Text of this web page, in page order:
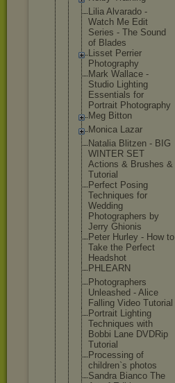
Lilia Alvarado -
Watch Me Edit
Series - The Sound
of Blades
Lisset Perrier
Photography
Mark Wallace -
Studio Lighting
Essentials for
Portrait Photography
Meg Bitton
Monica Lazar
Natalia Blitzen - BIG
WINTER SET
Actions & Brushes &
Tutorial
Perfect Posing
Techniques for
Wedding
Photographers by
Jerry Ghionis
Peter Hurley - How to
Take the Perfect
Headshot
PHLEARN
Photographers
Unleashed - Alice
Falling Video Tutorial
Portrait Lighting
Techniques with
Bobbi Lane DVDRip
Tutorial
Processing of
children`s photos
Sandra Bianco The